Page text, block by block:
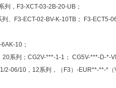
列，F3-XCT-03-2B-20-UB；
、F3-ECT-02-BV-K-10TB； F3-ECT5-
10；
系列；CG2V-***-1-1； CG5V-***-D-*-
2-06/10，12系列，（F3）-EUR**-**-*